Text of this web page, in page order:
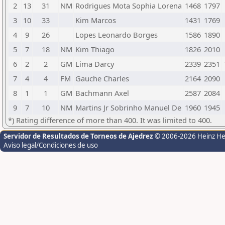
2
13 31 NM Rodrigues Mota Sophia Lorena 1468 1797
3
10 33 Kim Marcos 1431 1769
4
9 26 Lopes Leonardo Borges 1586 1890
5
7 18 NM Kim Thiago 1826 2010
6
2 2 GM Lima Darcy 2339 2351
7
4 4 FM Gauche Charles 2164 2090
8
1 1 GM Bachmann Axel 2587 2084
9
7 10 NM Martins Jr Sobrinho Manuel De 1960 1945
*) Rating difference of more than 400. It was limited to 400.
Servidor de Resultados de Torneos de Ajedrez © 2006-2026 Heinz
Aviso legal/Condiciones de uso